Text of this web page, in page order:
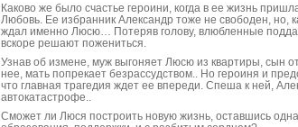
Каково же было счастье героини, когда в ее жизнь
Любовь. Ее избранник Александр тоже не свободен, но,
ждал именно Люсю… Потеряв голову, влюбленные
вскоре решают пожениться.
Узнав об измене, муж выгоняет Люсю из квартиры, сын
нее, мать попрекает безрассудством.. Но героиня и
что главная трагедия ждет ее впереди. Спеша к ней,
автокатастрофе..
Сможет ли Люся построить новую жизнь, оставшись